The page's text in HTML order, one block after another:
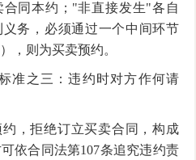
合同本约；"非直接发生"各自
务，必须通过一个中间环节
，则为买卖预约。
标准之三：违约时对方作何请
，拒绝订立买卖合同，构成
依合同法第107条追究违约责